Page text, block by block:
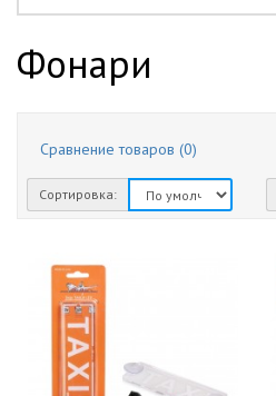
зеленый
синий
Фонари
Сравнение товаров (0)
Сортировка: